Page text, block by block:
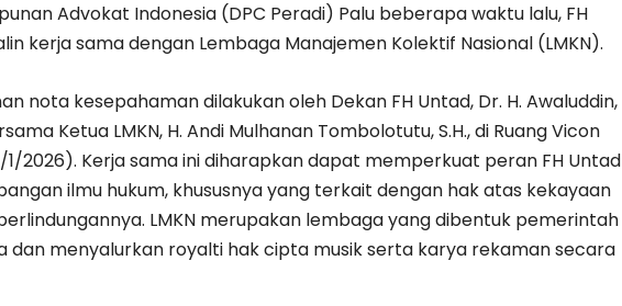
Advokat Indonesia (DPC Peradi) Palu beberapa waktu lalu, FH
kerja sama dengan Lembaga Manajemen Kolektif Nasional (LMKN).
nota kesepahaman dilakukan oleh Dekan FH Untad, Dr. H. Awaluddin,
Ketua LMKN, H. Andi Mulhanan Tombolotutu, S.H., di Ruang Vicon
1/2026). Kerja sama ini diharapkan dapat memperkuat peran FH Untad
ilmu hukum, khususnya yang terkait dengan hak atas kekayaan
LMKN merupakan lembaga yang dibentuk pemerintah
dan menyalurkan royalti hak cipta musik serta karya rekaman secara